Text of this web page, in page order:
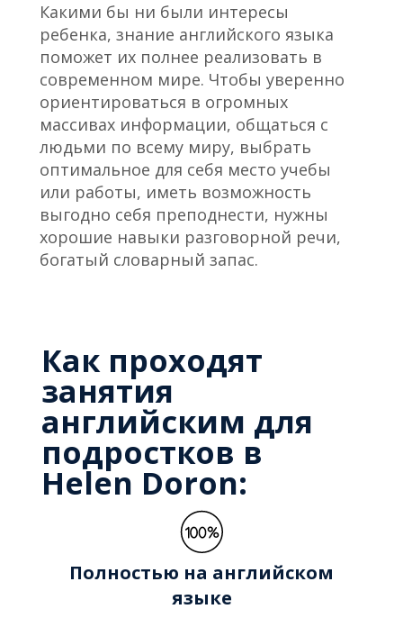
Какими бы ни были интересы
ребенка, знание английского языка
поможет их полнее реализовать в
современном мире. Чтобы уверенно
ориентироваться в огромных
массивах информации, общаться с
людьми по всему миру, выбрать
оптимальное для себя место учебы
или работы, иметь возможность
выгодно себя преподнести, нужны
хорошие навыки разговорной речи,
богатый словарный запас.
Как проходят
занятия
английским для
подростков в
Helen Doron:
Полностью на английском
языке